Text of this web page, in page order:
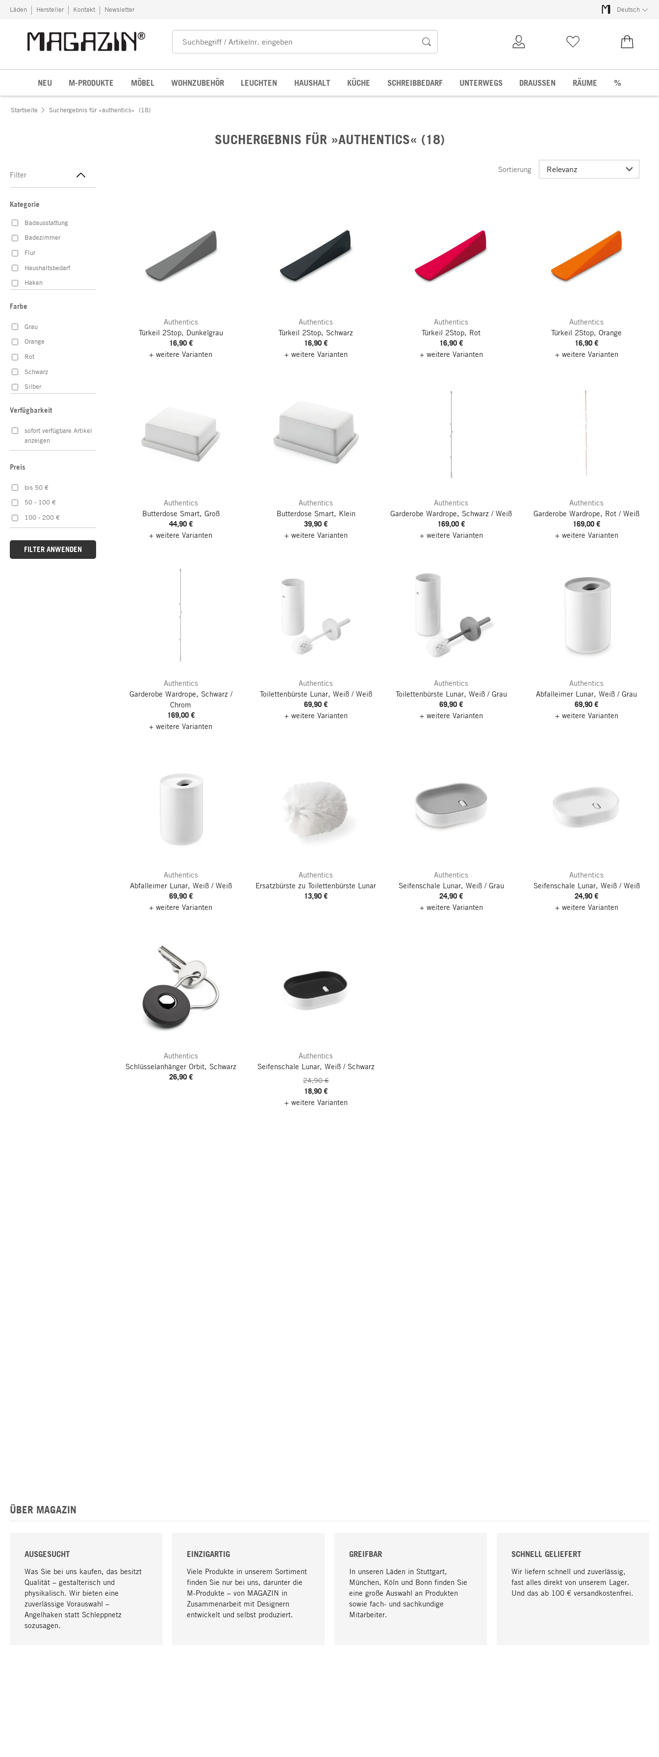
Zum Inhalt springen
Läden Hersteller Kontakt Newsletter Deutsch
NEU M-PRODUKTE MÖBEL WOHNZUBEHÖR LEUCHTEN HAUSHALT KÜCHE SCHREIBBEDARF UNTERWEGS DRAUSSEN RÄUME %
Startseite Suchergebnis für »authentics« (18)
SUCHERGEBNIS FÜR »AUTHENTICS« (18)
Filter
Kategorie
Badausstattung
Badezimmer
Flur
Haushaltsbedarf
Haken
Esszimmer
Farbe
Grau
Orange
Rot
Schwarz
Silber
Verfügbarkeit
sofort verfügbare Artikel
anzeigen
Preis
bis 50 €
50 - 100 €
100 - 200 €
FILTER ANWENDEN
Sortierung
Authentics
Türkeil 2Stop, Dunkelgrau
16,90 €
+ weitere Varianten
Authentics
Türkeil 2Stop, Schwarz
16,90 €
+ weitere Varianten
Authentics
Türkeil 2Stop, Rot
16,90 €
+ weitere Varianten
Authentics
Türkeil 2Stop, Orange
16,90 €
+ weitere Varianten
Authentics
Butterdose Smart, Groß
44,90 €
+ weitere Varianten
Authentics
Butterdose Smart, Klein
39,90 €
+ weitere Varianten
Authentics
Garderobe Wardrope, Schwarz / Weiß
169,00 €
+ weitere Varianten
Authentics
Garderobe Wardrope, Rot / Weiß
169,00 €
+ weitere Varianten
Authentics
Garderobe Wardrope, Schwarz /
Chrom
169,00 €
+ weitere Varianten
Authentics
Toilettenbürste Lunar, Weiß / Weiß
69,90 €
+ weitere Varianten
Authentics
Toilettenbürste Lunar, Weiß / Grau
69,90 €
+ weitere Varianten
Authentics
Abfalleimer Lunar, Weiß / Grau
69,90 €
+ weitere Varianten
Authentics
Abfalleimer Lunar, Weiß / Weiß
69,90 €
+ weitere Varianten
Authentics
Ersatzbürste zu Toilettenbürste Lunar
13,90 €
Authentics
Seifenschale Lunar, Weiß / Grau
24,90 €
+ weitere Varianten
Authentics
Seifenschale Lunar, Weiß / Weiß
24,90 €
+ weitere Varianten
Authentics
Schlüsselanhänger Orbit, Schwarz
26,90 €
Authentics
Seifenschale Lunar, Weiß / Schwarz
24,90 €
18,90 €
+ weitere Varianten
ÜBER MAGAZIN
AUSGESUCHT
Was Sie bei uns kaufen, das besitzt
Qualität – gestalterisch und
physikalisch. Wir bieten eine
zuverlässige Vorauswahl –
Angelhaken statt Schleppnetz
sozusagen.
EINZIGARTIG
Viele Produkte in unserem Sortiment
finden Sie nur bei uns, darunter die
M-Produkte – von MAGAZIN in
Zusammenarbeit mit Designern
entwickelt und selbst produziert.
GREIFBAR
In unseren Läden in Stuttgart,
München, Köln und Bonn finden Sie
eine große Auswahl an Produkten
sowie fach- und sachkundige
Mitarbeiter.
SCHNELL GELIEFERT
Wir liefern schnell und zuverlässig,
fast alles direkt von unserem Lager.
Und das ab 100 € versandkostenfrei.